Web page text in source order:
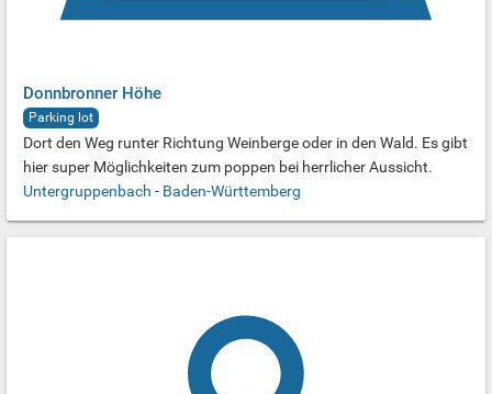
Donnbronner Höhe
Parking lot
Dort den Weg runter Richtung Weinberge oder in den Wald. Es gibt
hier super Möglichkeiten zum poppen bei herrlicher Aussicht.
Untergruppenbach - Baden-Württemberg